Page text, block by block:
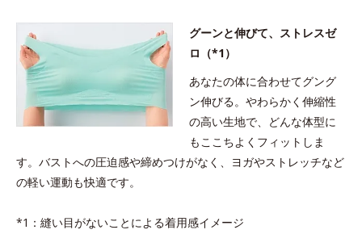
グーンと伸びて、ストレスゼ
ロ（*1）
あなたの体に合わせてグング
ン伸びる。やわらかく伸縮性
の高い生地で、どんな体型に
もここちよくフィットしま
す。バストへの圧迫感や締めつけがなく、ヨガやストレッチなど
の軽い運動も快適です。
*1：縫い目がないことによる着用感イメージ